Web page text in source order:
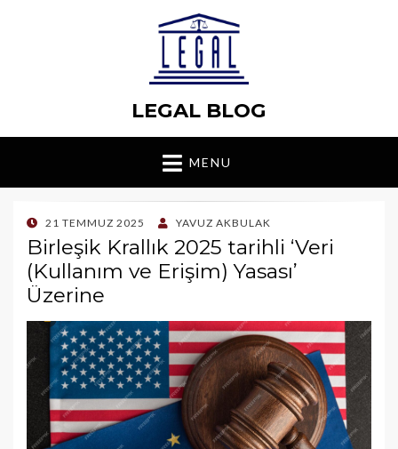
LEGAL BLOG
MENU
POSTED
ON
21 TEMMUZ 2025 YAVUZ AKBULAK
Birleşik Krallık 2025 tarihli ‘Veri
(Kullanım ve Erişim) Yasası’
Üzerine